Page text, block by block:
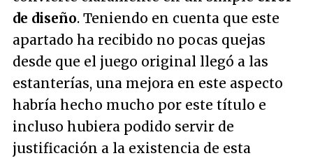
de diseño. Teniendo en cuenta que este
apartado ha recibido no pocas quejas
desde que el juego original llegó a las
estanterías, una mejora en este aspecto
habría hecho mucho por este título e
incluso hubiera podido servir de
justificación a la existencia de esta